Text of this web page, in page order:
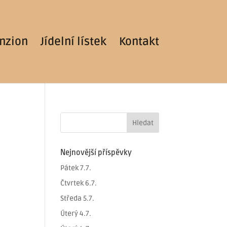
Jídelní lístek Kontakt
Nejnovější příspěvky
Pátek 7.7.
Čtvrtek 6.7.
Středa 5.7.
Úterý 4.7.